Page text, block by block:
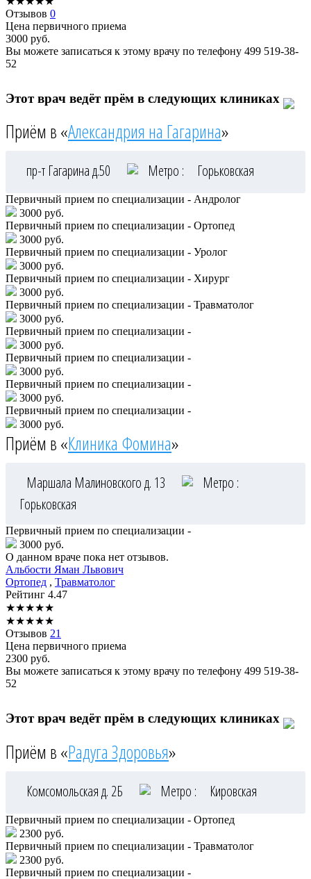
Отзывов 0
Цена первичного приема
3000 руб.
Вы можете записаться к этому врачу по телефону 499 519-38-
52
Этот врач ведёт прём в следующих клиниках
Приём в «Александрия на Гагарина»
пр-т Гагарина д.50 Метро : Горьковская
Первичный прием по специализации - Андролог
3000 руб.
Первичный прием по специализации - Ортопед
3000 руб.
Первичный прием по специализации - Уролог
3000 руб.
Первичный прием по специализации - Хирург
3000 руб.
Первичный прием по специализации - Травматолог
3000 руб.
Первичный прием по специализации -
3000 руб.
Первичный прием по специализации -
3000 руб.
Первичный прием по специализации -
3000 руб.
Первичный прием по специализации -
3000 руб.
Приём в «Клиника Фомина»
Маршала Малиновского д. 13
Метро :
Горьковская
Первичный прием по специализации -
3000 руб.
О данном враче пока нет отзывов.
Альбости Яман Львович
Ортопед , Травматолог
Рейтинг 4.47
★★★★★
★★★★★
Отзывов 21
Цена первичного приема
2300 руб.
Вы можете записаться к этому врачу по телефону 499 519-38-
52
Этот врач ведёт прём в следующих клиниках
Приём в «Радуга Здоровья»
Комсомольская д. 2Б Метро : Кировская
Первичный прием по специализации - Ортопед
2300 руб.
Первичный прием по специализации - Травматолог
2300 руб.
Первичный прием по специализации -